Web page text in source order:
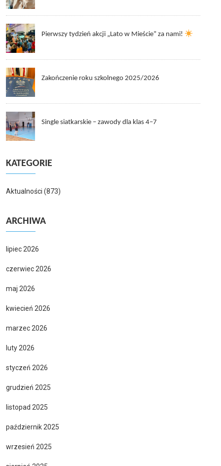
Pierwszy tydzień akcji „Lato w Mieście” za nami!
Zakończenie roku szkolnego 2025/2026
Single siatkarskie – zawody dla klas 4–7
KATEGORIE
Aktualności (873)
ARCHIWA
lipiec 2026
czerwiec 2026
maj 2026
kwiecień 2026
marzec 2026
luty 2026
styczeń 2026
grudzień 2025
listopad 2025
październik 2025
wrzesień 2025